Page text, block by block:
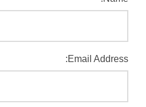
Email Address: